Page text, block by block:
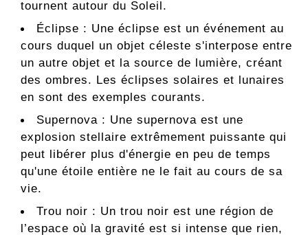
tournent autour du Soleil.
Éclipse : Une éclipse est un événement au
cours duquel un objet céleste s'interpose entre
un autre objet et la source de lumière, créant
des ombres. Les éclipses solaires et lunaires
en sont des exemples courants.
Supernova : Une supernova est une
explosion stellaire extrêmement puissante qui
peut libérer plus d'énergie en peu de temps
qu'une étoile entière ne le fait au cours de sa
vie.
Trou noir : Un trou noir est une région de
l’espace où la gravité est si intense que rien,